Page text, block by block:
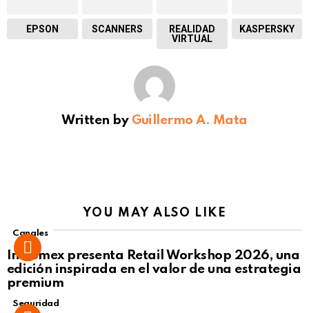
EPSON SCANNERS
REALIDAD
VIRTUAL
KASPERSKY
Written by Guillermo A. Mata
YOU MAY ALSO LIKE
Canales
Intcomex presenta Retail Workshop 2026, una
edición inspirada en el valor de una estrategia
premium
Seguridad